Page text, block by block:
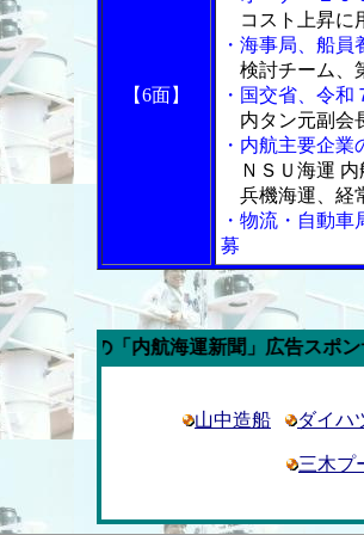
【6面】
コスト上昇に
・海事局、船
検討チーム、
・国交省、令
内タン元副会
・内航主要企業
ＮＳＵ海運 内
兵機海運、経
・物流・自動
募
週の「内航海運新聞」広告スポンサー企業
山中造船 ダイハ
三木プ